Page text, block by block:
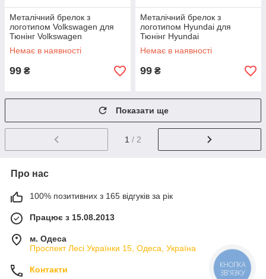
Металічний брелок з
логотипом Volkswagen для
Тюнінг Volkswagen
Немає в наявності
99 ₴
Металічний брелок з
логотипом Hyundai для
Тюнінг Hyundai
Немає в наявності
99 ₴
Показати ще
1 / 2
Про нас
100% позитивних з 165 відгуків за рік
Працює з 15.08.2013
м. Одеса
Проспект Лесі Українки 15, Одеса, Україна
Контакти
КНОПКА
ЗВ'ЯЗКУ